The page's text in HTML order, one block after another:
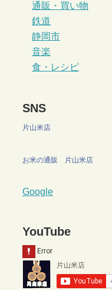
通販・買い物
鉄道
静岡市
音楽
食・レシピ
SNS
片山米店
お米の通販 片山米店
Google
YouTube